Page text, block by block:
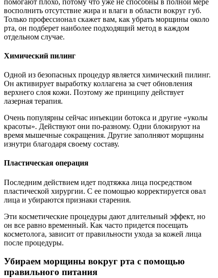
восполнить отсутствие жира и влаги в области вокруг губ.
Только профессионал скажет вам, как убрать морщины около
рта, он подберет наиболее подходящий метод в каждом
отдельном случае.
Химический пилинг
Одной из безопасных процедур является химический пилинг.
Он активирует выработку коллагена за счет обновления
верхнего слоя кожи. Поэтому же принципу действует
лазерная терапия.
Очень популярны сейчас инъекции ботокса и другие «уколы
красоты». Действуют они по-разному. Одни блокируют на
время мышечные сокращения. Другие заполняют морщины
изнутри благодаря своему составу.
Пластическая операция
Последним действием идет подтяжка лица посредством
пластической хирургии. С ее помощью корректируется овал
лица и убираются признаки старения.
Эти косметические процедуры дают длительный эффект, но
он все равно временный. Как часто придется посещать
косметолога, зависит от правильности ухода за кожей лица
после процедуры.
Убираем морщины вокруг рта с помощью
правильного питания